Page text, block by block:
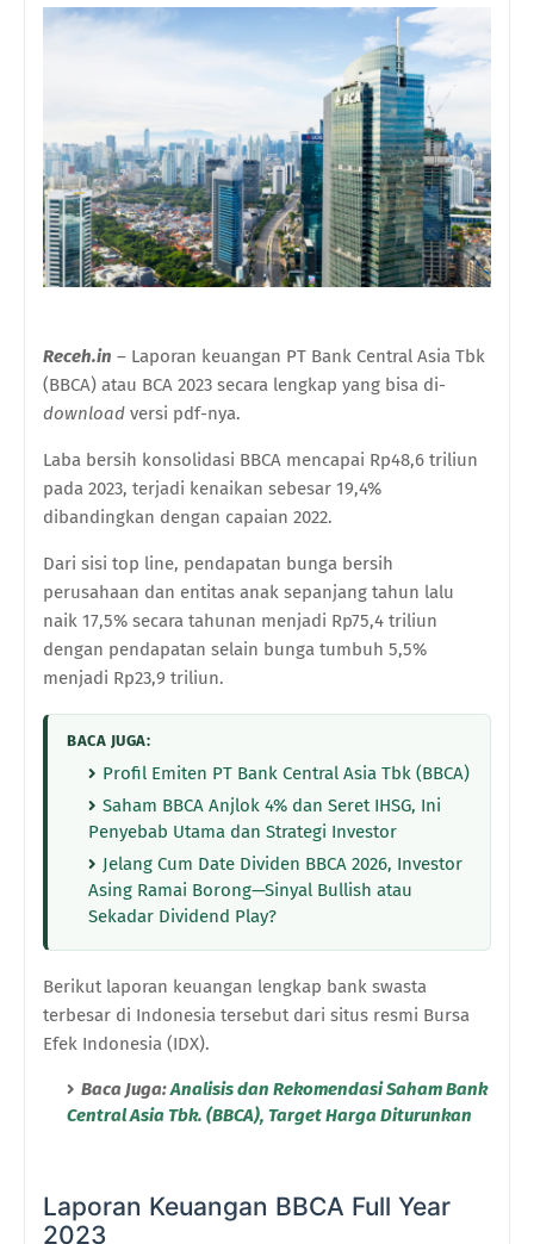
Receh.in – Laporan keuangan PT Bank Central Asia Tbk
(BBCA) atau BCA 2023 secara lengkap yang bisa di-
download versi pdf-nya.
Laba bersih konsolidasi BBCA mencapai Rp48,6 triliun
pada 2023, terjadi kenaikan sebesar 19,4%
dibandingkan dengan capaian 2022.
Dari sisi top line, pendapatan bunga bersih
perusahaan dan entitas anak sepanjang tahun lalu
naik 17,5% secara tahunan menjadi Rp75,4 triliun
dengan pendapatan selain bunga tumbuh 5,5%
menjadi Rp23,9 triliun.
BACA JUGA:
Profil Emiten PT Bank Central Asia Tbk (BBCA)
Saham BBCA Anjlok 4% dan Seret IHSG, Ini
Penyebab Utama dan Strategi Investor
Jelang Cum Date Dividen BBCA 2026, Investor
Asing Ramai Borong—Sinyal Bullish atau
Sekadar Dividend Play?
Berikut laporan keuangan lengkap bank swasta
terbesar di Indonesia tersebut dari situs resmi Bursa
Efek Indonesia (IDX).
Baca Juga:Analisis dan Rekomendasi Saham Bank
Central Asia Tbk. (BBCA), Target Harga Diturunkan
Laporan Keuangan BBCA Full Year
2023